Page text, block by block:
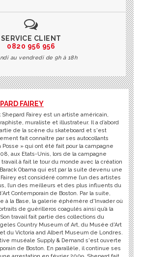
SERVICE CLIENT
0820 956 956
au vendredi de 9h à 18h
FAIREY
Shepard Fairey est un artiste américain,
muraliste et illustrateur. Il a d’abord
de la scène du skateboard et s'est
fait connaître par ses autocollants
Posse » qui ont été fait pour la campagne
aux Etats-Unis, lors de la campagne
à fait le tour du monde avec la création
Obama qui est par la suite devenu une
est considéré comme l’un des artistes
l’un des meilleurs et des plus influents du
Contemporain de Boston. Par la suite,
à la Base, la galerie éphémère d'Invader où
de guérilleros coagulés ainsi qu’à la
travail fait partie des collections du
Country Museum of Art, du Musée d'Art
du Victoria and Albert Museum de Londres.
muséale Supply & Demand s'est ouverte
de Boston. En parallèle, il continue ses